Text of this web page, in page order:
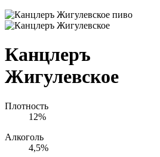
Канцлеръ
Жигулевское
Плотность
12%
Алкоголь
4,5%